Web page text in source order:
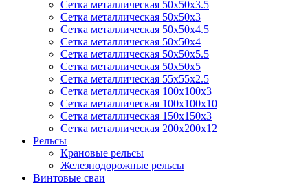
Сетка металлическая 50х50х3.5
Сетка металлическая 50х50х3
Сетка металлическая 50х50х4.5
Сетка металлическая 50х50х4
Сетка металлическая 50х50х5.5
Сетка металлическая 50х50х5
Сетка металлическая 55х55х2.5
Сетка металлическая 100х100х3
Сетка металлическая 100х100х10
Сетка металлическая 150х150х3
Сетка металлическая 200х200х12
Рельсы
Крановые рельсы
Железнодорожные рельсы
Винтовые сваи